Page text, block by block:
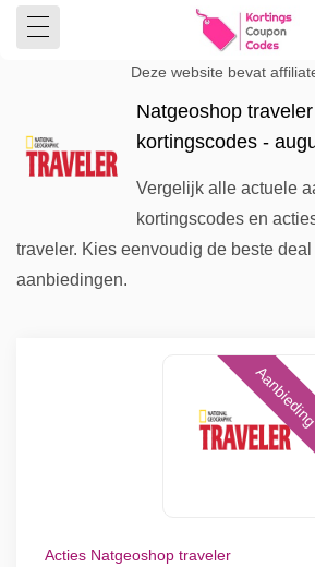
Deze website bevat
Natgeoshop
kortingscodes -
Vergelijk alle actuele
kortingscodes en
traveler. Kies eenvoudig de beste
aanbiedingen.
Acties Natgeoshop traveler